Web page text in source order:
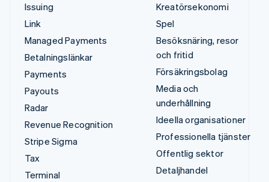
Issuing
Link
Managed Payments
Betalningslänkar
Payments
Payouts
Radar
Revenue Recognition
Stripe Sigma
Tax
Terminal
Kreatörsekonomi
Spel
Besöksnäring, resor
och fritid
Försäkringsbolag
Media och
underhållning
Ideella organisationer
Professionella tjänster
Offentlig sektor
Detaljhandel